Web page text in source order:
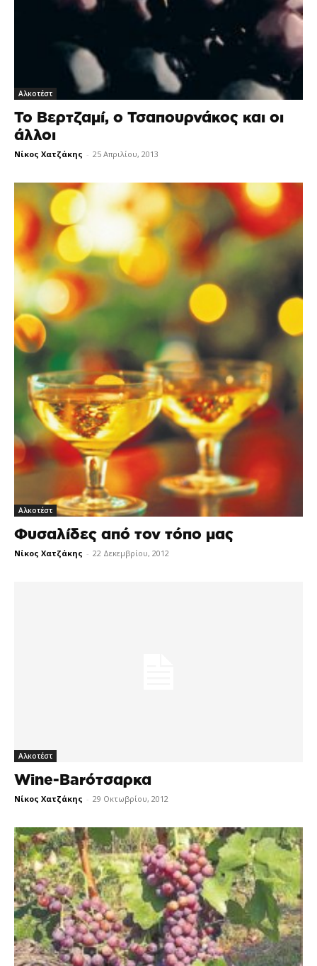
Αλκοτέστ
Το Βερτζαμί, ο Τσαπουρνάκος και οι
άλλοι
Νίκος Χατζάκης - 25 Απριλίου, 2013
Αλκοτέστ
Φυσαλίδες από τον τόπο μας
Νίκος Χατζάκης - 22 Δεκεμβρίου, 2012
Αλκοτέστ
Wine-Barότσαρκα
Νίκος Χατζάκης - 29 Οκτωβρίου, 2012